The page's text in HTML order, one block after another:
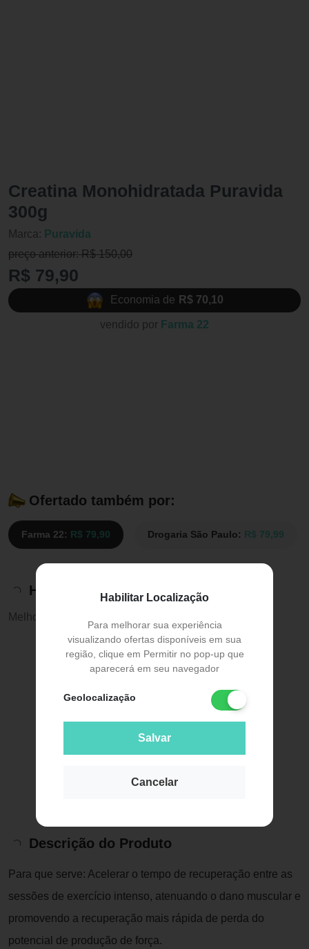
Habilitar Localização
Para melhorar sua experiência
visualizando ofertas disponíveis em sua
região, clique em Permitir no pop-up que
aparecerá em seu navegador
Geolocalização
Salvar
Cancelar
Creatina Monohidratada Puravida
300g
Marca: Puravida
preço anterior: R$ 150,00
R$ 79,90
Economia de R$ 70,10
vendido por Farma 22
Ofertado também por:
Farma 22: R$ 79,90 Drogaria São Paulo: R$ 79,99
Histórico de preços
Melhor preço:
Descrição do Produto
Para que serve: Acelerar o tempo de recuperação entre as
sessões de exercício intenso, atenuando o dano muscular e
promovendo a recuperação mais rápida de perda do
potencial de produção de força.